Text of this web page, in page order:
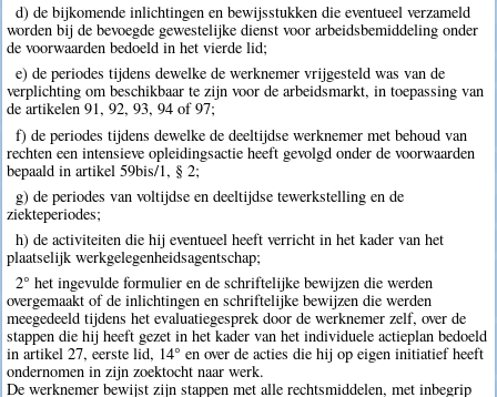
d) de bijkomende inlichtingen en bewijsstukken die eventueel verzameld
worden bij de bevoegde gewestelijke dienst voor arbeidsbemiddeling onder
de voorwaarden bedoeld in het vierde lid;
e) de periodes tijdens dewelke de werknemer vrijgesteld was van de
verplichting om beschikbaar te zijn voor de arbeidsmarkt, in toepassing van
de artikelen 91, 92, 93, 94 of 97;
f) de periodes tijdens dewelke de deeltijdse werknemer met behoud van
rechten een intensieve opleidingsactie heeft gevolgd onder de voorwaarden
bepaald in artikel 59bis/1, § 2;
g) de periodes van voltijdse en deeltijdse tewerkstelling en de
ziekteperiodes;
h) de activiteiten die hij eventueel heeft verricht in het kader van het
plaatselijk werkgelegenheidsagentschap;
2° het ingevulde formulier en de schriftelijke bewijzen die werden
overgemaakt of de inlichtingen en schriftelijke bewijzen die werden
meegedeeld tijdens het evaluatiegesprek door de werknemer zelf, over de
stappen die hij heeft gezet in het kader van het individuele actieplan bedoeld
in artikel 27, eerste lid, 14° en over de acties die hij op eigen initiatief heeft
ondernomen in zijn zoektocht naar werk.
De werknemer bewijst zijn stappen met alle rechtsmiddelen, met inbegrip